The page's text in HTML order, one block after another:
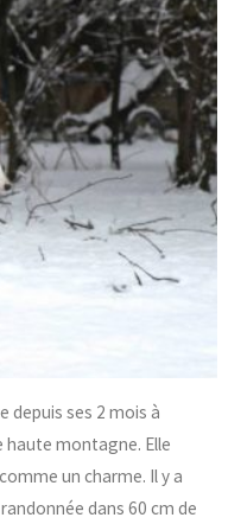
depuis ses 2 mois à
haute montagne. Elle
un charme. Il y a
dans 60 cm de